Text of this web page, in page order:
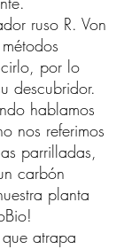
ruso R. Von
por lo
descubridor.
hablamos
nos referimos
parrilladas,
carbón
planta
atrapa